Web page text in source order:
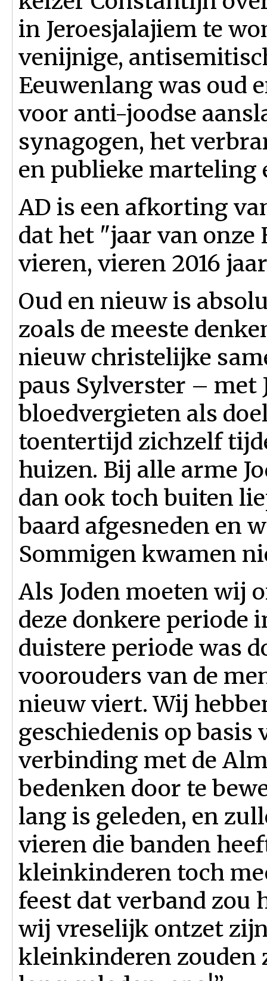
in Jeroesjalajiem te
venijnige,
Eeuwenlang was oud
voor anti-joodse
synagogen, het
en publieke marteling
AD is een afkorting
dat het "jaar van onze
vieren, vieren 2016
Oud en nieuw is
zoals de meeste
nieuw christelijke
paus Sylverster – met
bloedvergieten als
toentertijd zichzelf
huizen. Bij alle arme
dan ook toch buiten
baard afgesneden en
Sommigen kwamen
Als Joden moeten wij
deze donkere periode
duistere periode was
voorouders van de
nieuw viert. Wij
geschiedenis op basis
verbinding met de
bedenken door te
lang is geleden, en
vieren die banden
kleinkinderen toch
feest dat verband zou
wij vreselijk ontzet
kleinkinderen zouden